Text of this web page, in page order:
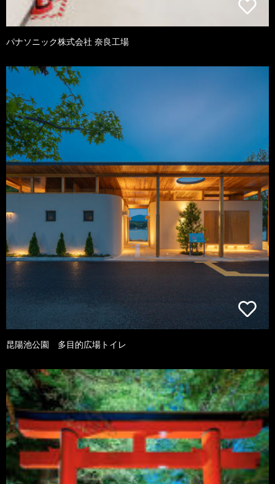
パナソニック株式会社 奈良工場
昆陽池公園 多目的広場トイレ